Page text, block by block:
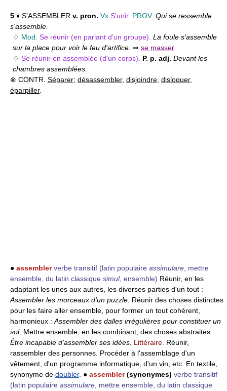
5 ♦ S'ASSEMBLER v. pron. Vx S'unir. PROV. Qui se ressemble
s'assemble.
♢ Mod. Se réunir (en parlant d'un groupe). La foule s'assemble
sur la place pour voir le feu d'artifice. ⇒ se masser.
♢ Se réunir en assemblée (d'un corps). P. p. adj. Devant les
chambres assemblées.
⊗ CONTR. Séparer; désassembler, disjoindre disloquer,
éparpiller.
● assembler verbe transitif (latin populaire assimulare , mettre
ensemble, du latin classique simul, ensemble) Réunir, en les
adaptant les unes aux autres, les diverses parties d'un tout :
Assembler les morceaux d'un puzzle. Réunir des choses distinctes
pour les faire aller ensemble, pour former un tout cohérent,
harmonieux : Assembler des dalles irrégulières pour constituer un
sol. Mettre ensemble, en les combinant, des choses abstraites :
Être incapable d'assembler ses idées. Littéraire. Réunir,
rassembler des personnes. Procéder à l'assemblage d'un
vêtement, d'un programme informatique, d'un vin, etc. En textile,
synonyme de doubler. ● assembler(synonymes) verbe transitif
(latin populaire assimulare , mettre ensemble, du latin classique